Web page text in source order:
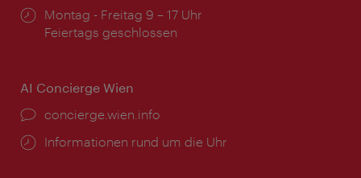
Öffnungszeiten:
Montag - Freitag 9 – 17 Uhr
Feiertags geschlossen
AI Concierge Wien
Ort:
concierge.wien.info
Öffnungszeiten:
Informationen rund um die Uhr